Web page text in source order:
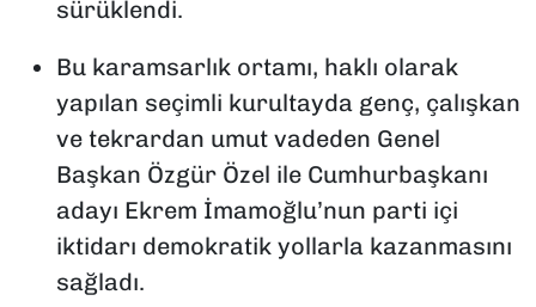
sürüklendi.
Bu karamsarlık ortamı, haklı olarak
yapılan seçimli kurultayda genç, çalışkan
ve tekrardan umut vadeden Genel
Başkan Özgür Özel ile Cumhurbaşkanı
adayı Ekrem İmamoğlu’nun parti içi
iktidarı demokratik yollarla kazanmasını
sağladı.